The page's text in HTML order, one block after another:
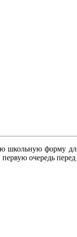
школьную форму
первую очередь